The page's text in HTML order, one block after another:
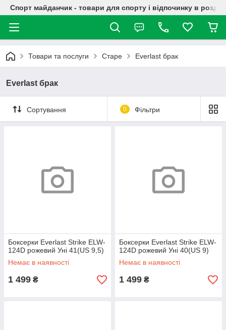
Спорт майданчик - товари для спорту і відпочинку в
Товари та послуги Старе Everlast брак
Everlast брак
Сортування 0 Фільтри
Боксерки Everlast Strike ELW-
124D рожевий Уні 41(US 9,5)
Немає в наявності
1 499 ₴
Боксерки Everlast Strike ELW-
124D рожевий Уні 40(US 9)
Немає в наявності
1 499 ₴